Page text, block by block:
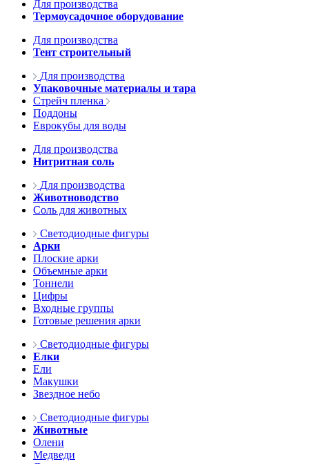
Для производства
Термоусадочное оборудование
Для производства
Тент строительный
Для производства
Упаковочные материалы и тара
Стрейч пленка
Поддоны
Еврокубы для воды
Для производства
Нитритная соль
Для производства
Животноводство
Соль для животных
Светодиодные фигуры
Арки
Плоские арки
Объемные арки
Тоннели
Цифры
Входные группы
Готовые решения арки
Светодиодные фигуры
Елки
Ели
Макушки
Звездное небо
Светодиодные фигуры
Животные
Олени
Медведи